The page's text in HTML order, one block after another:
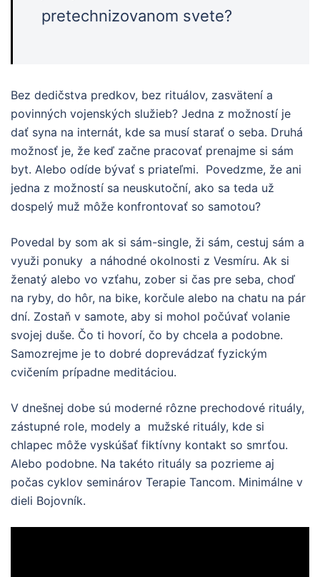
pretechnizovanom svete?
Bez dedičstva predkov, bez rituálov, zasvätení a
povinných vojenských služieb? Jedna z možností je
dať syna na internát, kde sa musí starať o seba. Druhá
možnosť je, že keď začne pracovať prenajme si sám
byt. Alebo odíde bývať s priateľmi. Povedzme, že ani
jedna z možností sa neuskutoční, ako sa teda už
dospelý muž môže konfrontovať so samotou?
Povedal by som ak si sám-single, ži sám, cestuj sám a
využi ponuky a náhodné okolnosti z Vesmíru. Ak si
ženatý alebo vo vzťahu, zober si čas pre seba, choď
na ryby, do hôr, na bike, korčule alebo na chatu na pár
dní. Zostaň v samote, aby si mohol počúvať volanie
svojej duše. Čo ti hovorí, čo by chcela a podobne.
Samozrejme je to dobré doprevádzať fyzickým
cvičením prípadne meditáciou.
V dnešnej dobe sú moderné rôzne prechodové rituály,
zástupné role, modely a mužské rituály, kde si
chlapec môže vyskúšať fiktívny kontakt so smrťou.
Alebo podobne. Na takéto rituály sa pozrieme aj
počas cyklov seminárov Terapie Tancom. Minimálne v
dieli Bojovník.